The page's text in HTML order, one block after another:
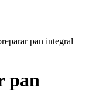
pan integral
pan